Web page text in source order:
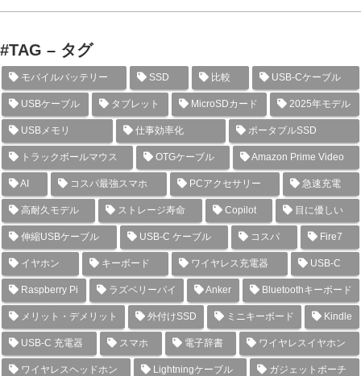
#TAG – タグ
モバイルバッテリー SSD 比較 USB-Cケーブル
USBケーブル タブレット MicroSDカード 2025年モデル
USBメモリ 仕事効率化 ポータブルSSD
トラックボールマウス OTGケーブル Amazon Prime Video
AI コスパ最強スマホ PCアクセサリー 急速充電
高耐久モデル ストレージ寿命 Copilot 目に優しい
伸縮USBケーブル USB-C ケーブル コスパ Fire7
イヤホン キーボード ワイヤレス充電器 USB-C
Raspberry Pi ラズベリーパイ Anker Bluetoothキーボード
メリット・デメリット 外付けSSD ミニキーボード Kindle
USB-C 充電器 スマホ 電子辞書 ワイヤレスイヤホン
ワイヤレスヘッドホン Lightningケーブル ガジェットポーチ